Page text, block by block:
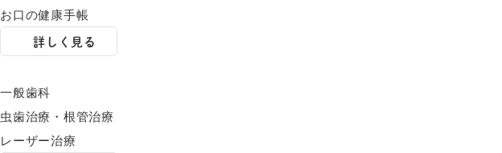
お口の健康手帳
詳しく見る
一般歯科
虫歯治療・根管治療
レーザー治療